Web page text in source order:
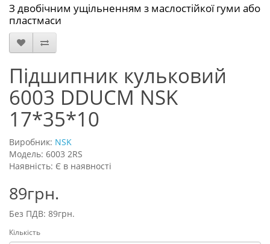
З двобічним ущільненням з маслостійкої гуми або
пластмаси
Підшипник кульковий
6003 DDUCM NSK
17*35*10
Виробник: NSK
Модель: 6003 2RS
Наявність: Є в наявності
89грн.
Без ПДВ: 89грн.
Кількість